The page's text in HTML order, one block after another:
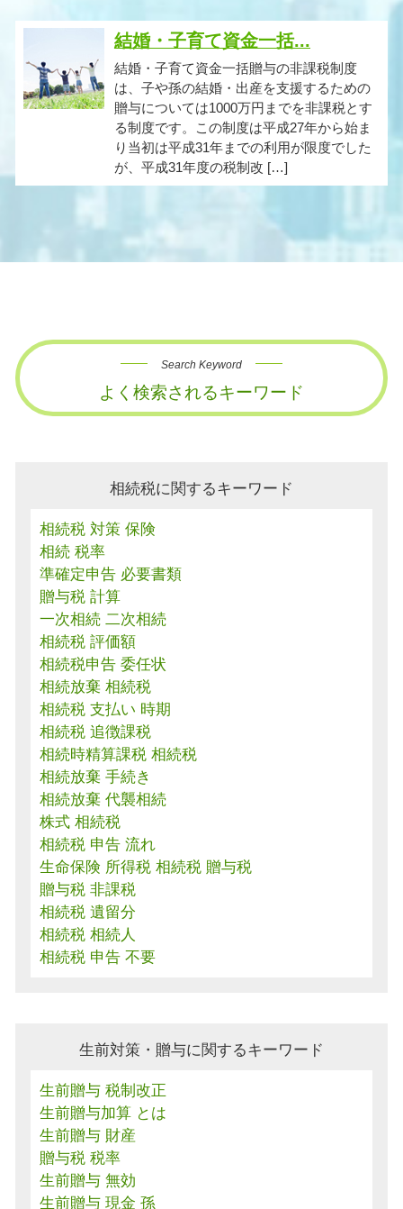
結婚・子育て資金一括...
結婚・子育て資金一括贈与の非課税制度
は、子や孫の結婚・出産を支援するための
贈与については1000万円までを非課税とす
る制度です。この制度は平成27年から始ま
り当初は平成31年までの利用が限度でした
が、平成31年度の税制改 […]
Search Keyword
よく検索されるキーワード
相続税に関するキーワード
相続税 対策 保険
相続 税率
準確定申告 必要書類
贈与税 計算
一次相続 二次相続
相続税 評価額
相続税申告 委任状
相続放棄 相続税
相続税 支払い 時期
相続税 追徴課税
相続時精算課税 相続税
相続放棄 手続き
相続放棄 代襲相続
株式 相続税
相続税 申告 流れ
生命保険 所得税 相続税 贈与税
贈与税 非課税
相続税 遺留分
相続税 相続人
相続税 申告 不要
生前対策・贈与に関するキーワード
生前贈与 税制改正
生前贈与加算 とは
生前贈与 財産
贈与税 税率
生前贈与 無効
生前贈与 現金 孫